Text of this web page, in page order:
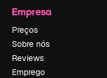
Empresa
Preços
Sobre nós
Reviews
Emprego